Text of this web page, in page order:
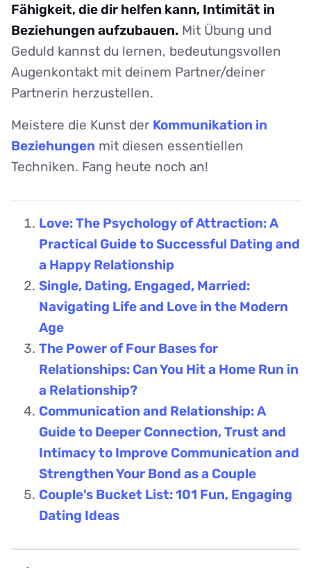
Fähigkeit, die dir helfen kann, Intimität in
Beziehungen aufzubauen. Mit Übung und
Geduld kannst du lernen, bedeutungsvollen
Augenkontakt mit deinem Partner/deiner
Partnerin herzustellen.
Meistere die Kunst der Kommunikation in
Beziehungen mit diesen essentiellen
Techniken. Fang heute noch an!
Love: The Psychology of Attraction: A
Practical Guide to Successful Dating and
a Happy Relationship
Single, Dating, Engaged, Married:
Navigating Life and Love in the Modern
Age
The Power of Four Bases for
Relationships: Can You Hit a Home Run in
a Relationship?
Communication and Relationship: A
Guide to Deeper Connection, Trust and
Intimacy to Improve Communication and
Strengthen Your Bond as a Couple
Couple's Bucket List: 101 Fun, Engaging
Dating Ideas